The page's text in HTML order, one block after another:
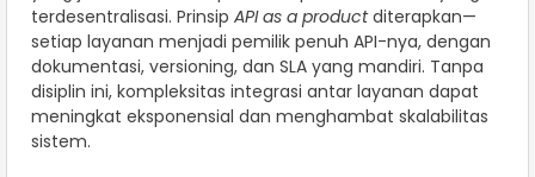
terdesentralisasi. Prinsip API as a productditerapkan—
setiap layanan menjadi pemilik penuh API-nya, dengan
dokumentasi, versioning, dan SLA yang mandiri. Tanpa
disiplin ini, kompleksitas integrasi antar layanan dapat
meningkat eksponensial dan menghambat skalabilitas
sistem.